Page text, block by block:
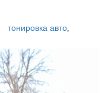
тонировка авто